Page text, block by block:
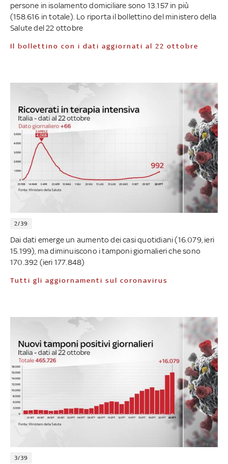
persone in isolamento domiciliare sono 13.157 in più
(158.616 in totale). Lo riporta il bollettino del ministero della
Salute del 22 ottobre
Il bollettino con i dati aggiornati al 22 ottobre
2/39
Dai dati emerge un aumento dei casi quotidiani (16.079, ieri
15.199), ma diminuiscono i tamponi giornalieri che sono
170.392 (ieri 177.848)
Tutti gli aggiornamenti sul coronavirus
3/39